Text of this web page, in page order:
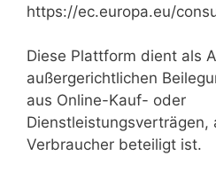
https://ec.europa.eu/
Diese Plattform dient als
außergerichtlichen
aus Online-Kauf- oder
Dienstleistungsverträgen,
Verbraucher beteiligt ist.